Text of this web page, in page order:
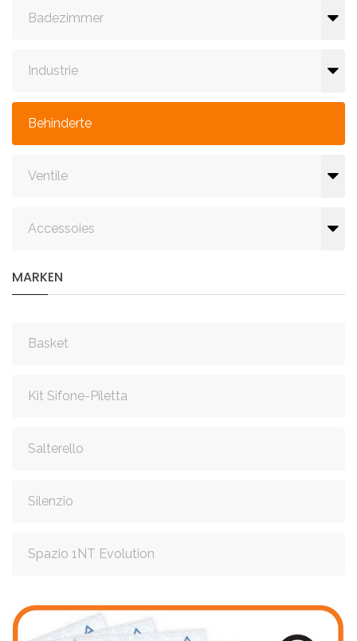
Badezimmer
Industrie
Behinderte
Ventile
Accessoies
MARKEN
Basket
Kit Sifone-Piletta
Salterello
Silenzio
Spazio 1NT Evolution